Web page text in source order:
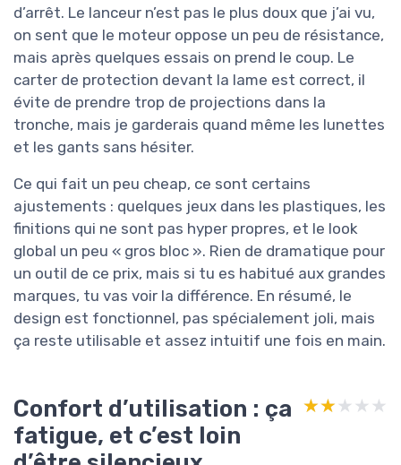
d’arrêt. Le lanceur n’est pas le plus doux que j’ai vu,
on sent que le moteur oppose un peu de résistance,
mais après quelques essais on prend le coup. Le
carter de protection devant la lame est correct, il
évite de prendre trop de projections dans la
tronche, mais je garderais quand même les lunettes
et les gants sans hésiter.
Ce qui fait un peu cheap, ce sont certains
ajustements : quelques jeux dans les plastiques, les
finitions qui ne sont pas hyper propres, et le look
global un peu « gros bloc ». Rien de dramatique pour
un outil de ce prix, mais si tu es habitué aux grandes
marques, tu vas voir la différence. En résumé, le
design est fonctionnel, pas spécialement joli, mais
ça reste utilisable et assez intuitif une fois en main.
Confort d’utilisation : ça
fatigue, et c’est loin
★★★★★
★★★★★